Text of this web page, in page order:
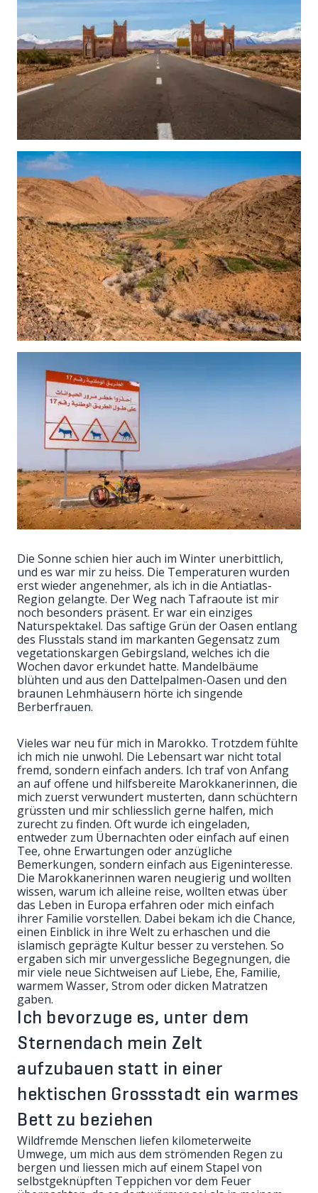
Die Sonne schien hier auch im Winter unerbittlich,
und es war mir zu heiss. Die Temperaturen wurden
erst wieder angenehmer, als ich in die Antiatlas-
Region gelangte. Der Weg nach Tafraoute ist mir
noch besonders präsent. Er war ein einziges
Naturspektakel. Das saftige Grün der Oasen entlang
des Flusstals stand im markanten Gegensatz zum
vegetationskargen Gebirgsland, welches ich die
Wochen davor erkundet hatte. Mandelbäume
blühten und aus den Dattelpalmen-Oasen und den
braunen Lehmhäusern hörte ich singende
Berberfrauen.
Vieles war neu für mich in Marokko. Trotzdem fühlte
ich mich nie unwohl. Die Lebensart war nicht total
fremd, sondern einfach anders. Ich traf von Anfang
an auf offene und hilfsbereite Marokkanerinnen, die
mich zuerst verwundert musterten, dann schüchtern
grüssten und mir schliesslich gerne halfen, mich
zurecht zu finden. Oft wurde ich eingeladen,
entweder zum Übernachten oder einfach auf einen
Tee, ohne Erwartungen oder anzügliche
Bemerkungen, sondern einfach aus Eigeninteresse.
Die Marokkanerinnen waren neugierig und wollten
wissen, warum ich alleine reise, wollten etwas über
das Leben in Europa erfahren oder mich einfach
ihrer Familie vorstellen. Dabei bekam ich die Chance,
einen Einblick in ihre Welt zu erhaschen und die
islamisch geprägte Kultur besser zu verstehen. So
ergaben sich mir unvergessliche Begegnungen, die
mir viele neue Sichtweisen auf Liebe, Ehe, Familie,
warmem Wasser, Strom oder dicken Matratzen
gaben.
Ich bevorzuge es, unter dem
Sternendach mein Zelt
aufzubauen statt in einer
hektischen Grossstadt ein warmes
Bett zu beziehen
Wildfremde Menschen liefen kilometerweite
Umwege, um mich aus dem strömenden Regen zu
bergen und liessen mich auf einem Stapel von
selbstgeknüpften Teppichen vor dem Feuer